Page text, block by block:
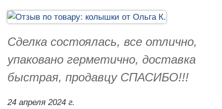
Сделка состоялась, все отлично,
упаковано герметично, доставка
быстрая, продавцу СПАСИБО!!!
24 апреля 2024 г.